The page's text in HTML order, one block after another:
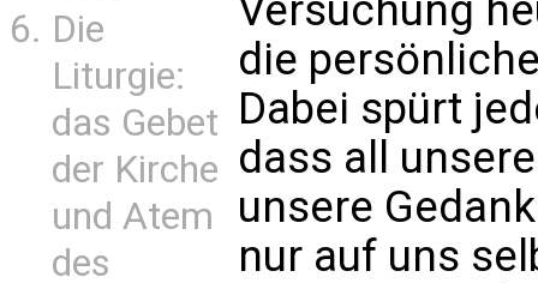
Die
Liturgie:
das Gebet
der Kirche
und Atem
des
die
Dabei spürt
dass all
unsere
nur auf uns